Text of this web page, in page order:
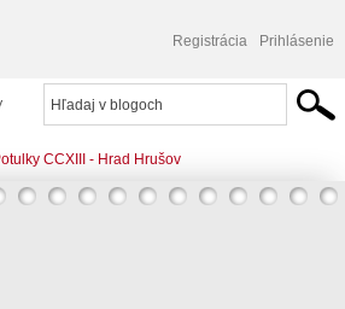
Registrácia Prihlásenie
CCXIII - Hrad Hrušov